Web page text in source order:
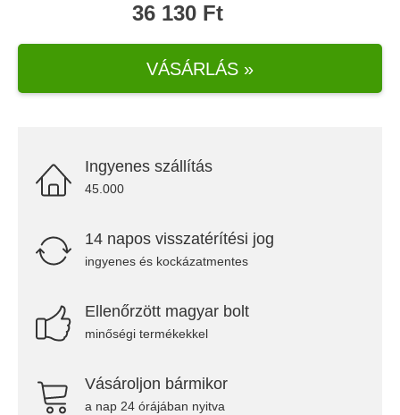
36 130 Ft
VÁSÁRLÁS »
Ingyenes szállítás
45.000
14 napos visszatérítési jog
ingyenes és kockázatmentes
Ellenőrzött magyar bolt
minőségi termékekkel
Vásároljon bármikor
a nap 24 órájában nyitva